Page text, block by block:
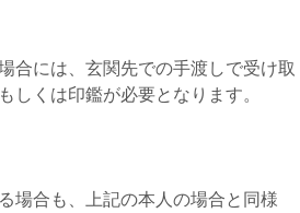
合には、玄関先での手渡しで受け取
しくは印鑑が必要となります。
場合も、上記の本人の場合と同様